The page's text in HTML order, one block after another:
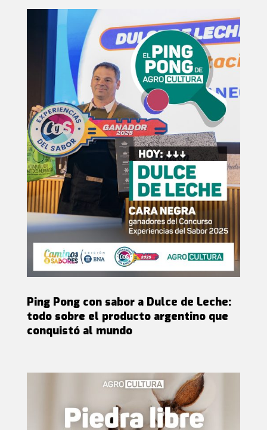
Ping Pong con sabor a Dulce de Leche:
todo sobre el producto argentino que
conquistó al mundo